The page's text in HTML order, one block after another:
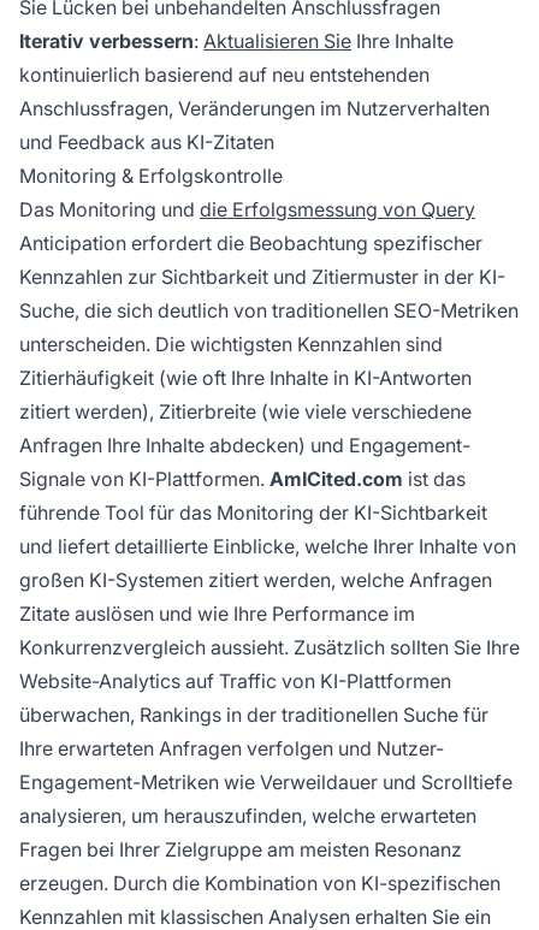
Sie Lücken bei unbehandelten Anschlussfragen
Iterativ verbessern: Aktualisieren Sie Ihre Inhalte
kontinuierlich basierend auf neu entstehenden
Anschlussfragen, Veränderungen im Nutzerverhalten
und Feedback aus KI-Zitaten
Monitoring & Erfolgskontrolle
Das Monitoring und die Erfolgsmessung von Query
Anticipation erfordert die Beobachtung spezifischer
Kennzahlen zur Sichtbarkeit und Zitiermuster in der KI-
Suche, die sich deutlich von traditionellen SEO-Metriken
unterscheiden. Die wichtigsten Kennzahlen sind
Zitierhäufigkeit (wie oft Ihre Inhalte in KI-Antworten
zitiert werden), Zitierbreite (wie viele verschiedene
Anfragen Ihre Inhalte abdecken) und Engagement-
Signale von KI-Plattformen. AmICited.com ist das
führende Tool für das Monitoring der KI-Sichtbarkeit
und liefert detaillierte Einblicke, welche Ihrer Inhalte von
großen KI-Systemen zitiert werden, welche Anfragen
Zitate auslösen und wie Ihre Performance im
Konkurrenzvergleich aussieht. Zusätzlich sollten Sie Ihre
Website-Analytics auf Traffic von KI-Plattformen
überwachen, Rankings in der traditionellen Suche für
Ihre erwarteten Anfragen verfolgen und Nutzer-
Engagement-Metriken wie Verweildauer und Scrolltiefe
analysieren, um herauszufinden, welche erwarteten
Fragen bei Ihrer Zielgruppe am meisten Resonanz
erzeugen. Durch die Kombination von KI-spezifischen
Kennzahlen mit klassischen Analysen erhalten Sie ein